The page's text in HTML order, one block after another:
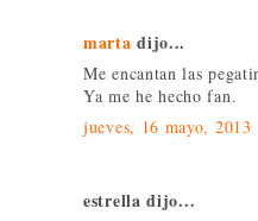
marta dijo...
Me encantan las
Ya me he hecho fan.
jueves, 16 mayo, 2013
estrella dijo...